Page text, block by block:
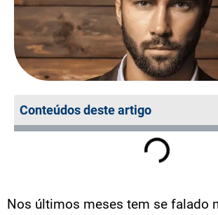
Conteúdos deste artigo
Nos últimos meses tem se falado